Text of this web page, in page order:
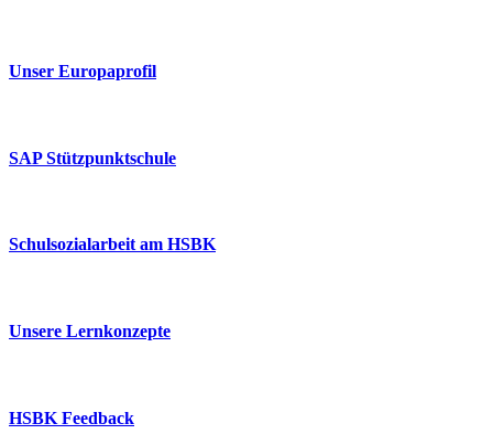
Unser Europaprofil
SAP Stützpunktschule
Schulsozialarbeit am HSBK
Unsere Lernkonzepte
HSBK Feedback